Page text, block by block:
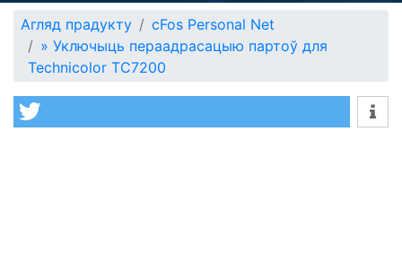
Агляд прадукту
cFos Personal Net
» Уключыць пераадрасацыю партоў для
Technicolor TC7200